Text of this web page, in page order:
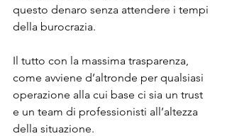
questo denaro senza attendere i tempi
della burocrazia.
Il tutto con la massima trasparenza,
come avviene d’altronde per qualsiasi
operazione alla cui base ci sia un trust
e un team di professionisti all’altezza
della situazione.